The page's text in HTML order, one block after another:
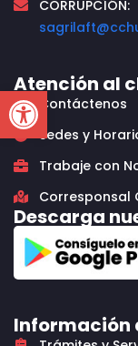
Open toolbar
CORRUPCÍÓN:
Atención al
Contáctenos
Sedes y
Trabaje con
Corresponsal
Descarga
Información